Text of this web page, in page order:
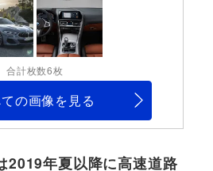
合計枚数6枚
の画像を見る
2019年夏以降に高速道路